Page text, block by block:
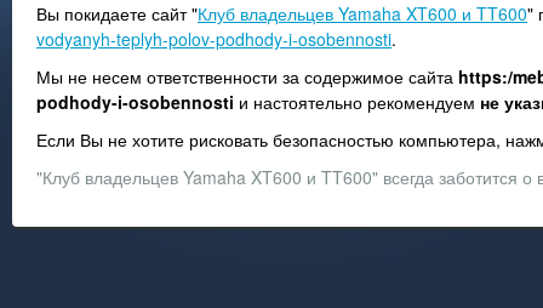
Вы покидаете сайт "Клуб владельцев Yamaha XT600 и TT600"
vodyanyh-teplyh-polov-podhody-i-osobennosti.
Мы не несем ответственности за содержимое сайта https:/
podhody-i-osobennosti и настоятельно рекомендуем не
Если Вы не хотите рисковать безопасностью компьютера,
"Клуб владельцев Yamaha XT600 и TT600" всегда заботится о